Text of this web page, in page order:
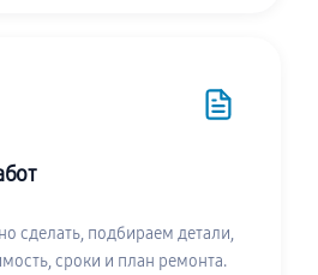
сделать, подбираем детали,
сроки и план ремонта.